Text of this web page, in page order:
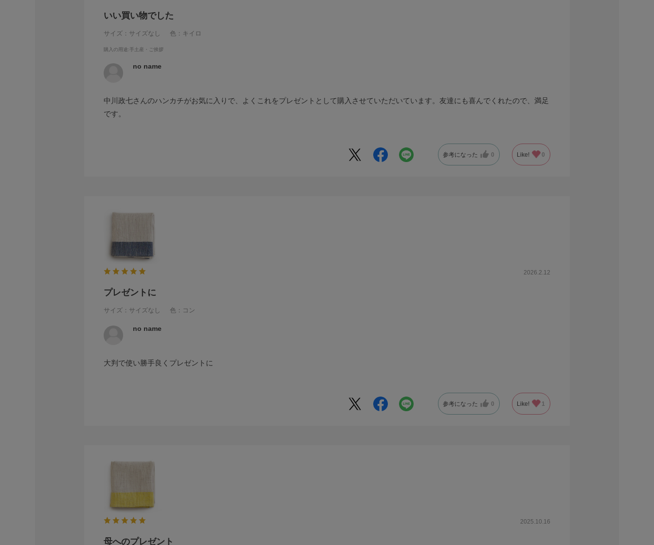
いい買い物でした
サイズ：サイズなし 色：キイロ
購入の用途:手土産・ご挨拶
no name
中川政七さんのハンカチがお気に入りで、よくこれをプレゼントとして購入させていただいています。友達にも喜んでくれたので、満足
です。
参考になった 0 Like! 0
2026.2.12
プレゼントに
サイズ：サイズなし 色：コン
no name
大判で使い勝手良くプレゼントに
参考になった 0 Like! 1
2025.10.16
母へのプレゼント